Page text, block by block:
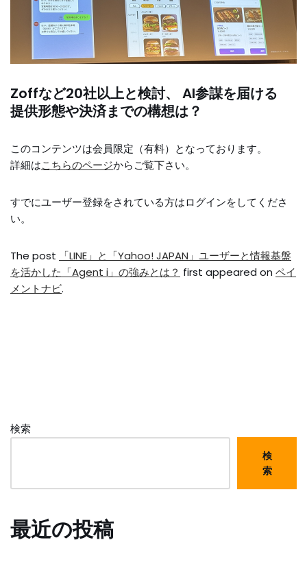
Zoffなど20社以上と検討、 AI参謀を届ける
提供形態や決済までの構想は？
このコンテンツは会員限定（有料）となっております。
詳細はこちらのページからご覧下さい。
すでにユーザー登録をされている方はログインをしてくださ
い。
The post
「LINE」と「Yahoo! JAPAN」ユーザーと情報基盤
を活かした「Agent i」の強みとは？ first appeared on ペイ
メントナビ.
検索
検
索
最近の投稿